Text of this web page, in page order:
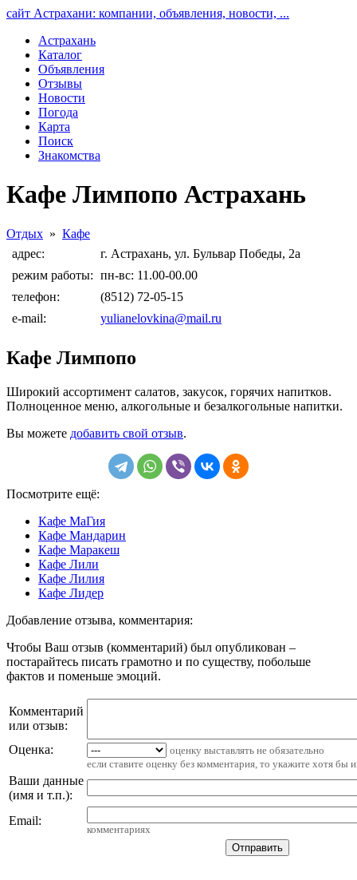
сайт Астрахани: компании, объявления, новости, ...
Астрахань
Каталог
Объявления
Отзывы
Новости
Погода
Карта
Поиск
Знакомства
Кафе Лимпопо Астрахань
Отдых » Кафе
адрес:
г. Астрахань, ул. Бульвар Победы, 2а
режим работы: пн-вс: 11.00-00.00
телефон:
(8512) 72-05-15
e-mail:
yulianelovkina@mail.ru
Кафе Лимпопо
Широкий ассортимент салатов, закусок, горячих напитков.
Полноценное меню, алкогольные и безалкогольные напитки.
Вы можете добавить свой отзыв.
Посмотрите ещё:
Кафе МаГия
Кафе Мандарин
Кафе Маракеш
Кафе Лили
Кафе Лилия
Кафе Лидер
Добавление отзыва, комментария:
Чтобы Ваш отзыв (комментарий) был опубликован –
постарайтесь писать грамотно и по существу, побольше
фактов и поменьше эмоций.
Комментарий
или отзыв:
Оценка:
оценку выставлять не обязательно
если ставите оценку без комментария, то укажите хотя бы
Ваши данные
(имя и т.п.):
Email:
комментариях